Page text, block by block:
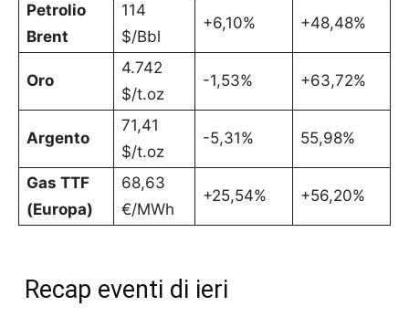
Petrolio
Brent
114
$/Bbl
+6,10% +48,48%
Oro
4.742
$/t.oz
-1,53% +63,72%
Argento
71,41
$/t.oz
-5,31% 55,98%
Gas TTF
(Europa)
68,63
€/MWh
+25,54% +56,20%
Recap eventi di ieri